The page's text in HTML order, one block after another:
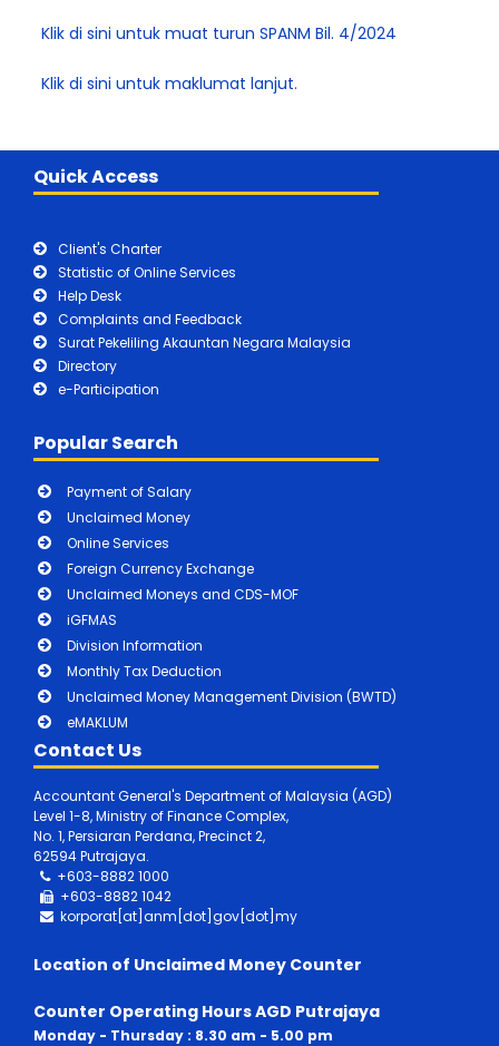
Klik di sini untuk muat turun SPANM Bil. 4/2024
Klik di sini untuk maklumat lanjut.
Quick Access
Client's Charter
Statistic of Online Services
Help Desk
Complaints and Feedback
Surat Pekeliling Akauntan Negara Malaysia
Directory
e-Participation
Popular Search
Payment of Salary
Unclaimed Money
Online Services
Foreign Currency Exchange
Unclaimed Moneys and CDS-MOF
iGFMAS
Division Information
Monthly Tax Deduction
Unclaimed Money Management Division (BWTD)
eMAKLUM
Contact Us
Accountant General's Department of Malaysia (AGD)
Level 1-8, Ministry of Finance Complex,
No. 1, Persiaran Perdana, Precinct 2,
62594 Putrajaya.
+603-8882 1000
+603-88821042
korporat[at]anm[dot]gov[dot]my
Location of Unclaimed Money Counter
Counter Operating Hours AGD Putrajaya
Monday - Thursday : 8.30 am - 5.00 pm